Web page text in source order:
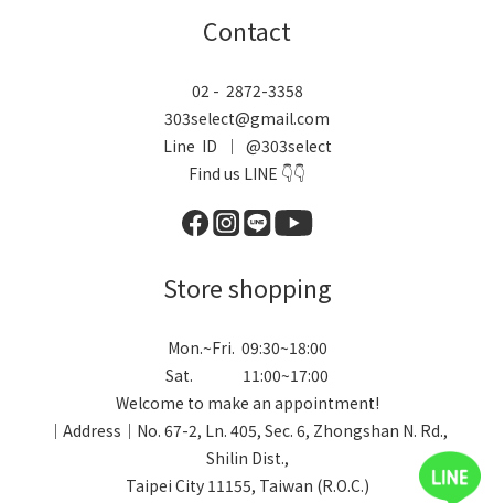
Contact
02 - 2872-3358
303select@gmail.com
Line ID ｜ @303select
Find us LINE 👇👇
Store shopping
Mon.~Fri. 09:30~18:00
Sat. 11:00~17:00
Welcome to make an appointment!
｜Address｜No. 67-2, Ln. 405, Sec. 6, Zhongshan N. Rd.,
Shilin Dist.,
Taipei City 11155, Taiwan (R.O.C.)